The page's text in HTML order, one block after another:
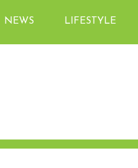
NEWS LIFESTYLE